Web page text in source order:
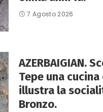
7 Agosto 2026
AZERBAIGIAN.
Tepe una
illustra la
Bronzo.